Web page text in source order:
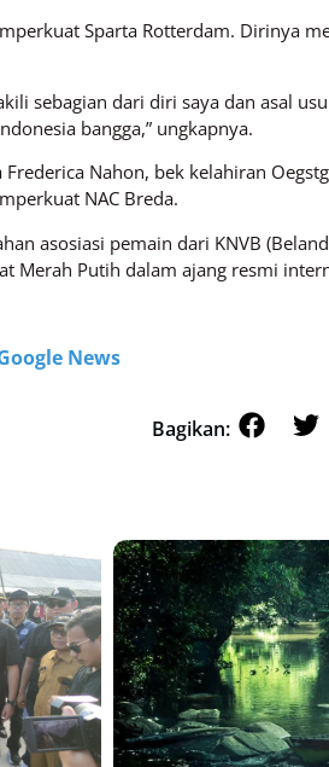
Sparta Rotterdam. Dirinya
sebagian dari diri saya dan asal
bangga,” ungkapnya.
Nahon, bek kelahiran
NAC Breda.
asosiasi pemain dari KNVB
Merah Putih dalam ajang resmi
News
Bagikan: